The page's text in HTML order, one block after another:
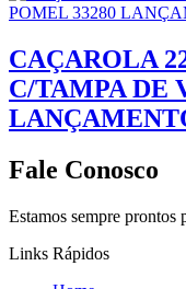
CAÇAROLA
C/TAMPA DE
Fale Conosco
Estamos sempre prontos
Links Rápidos